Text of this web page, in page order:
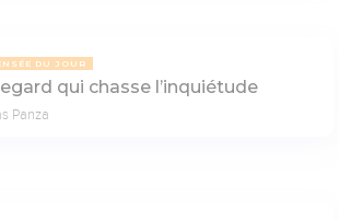
DU JOUR
qui chasse l’inquiétude
Panza